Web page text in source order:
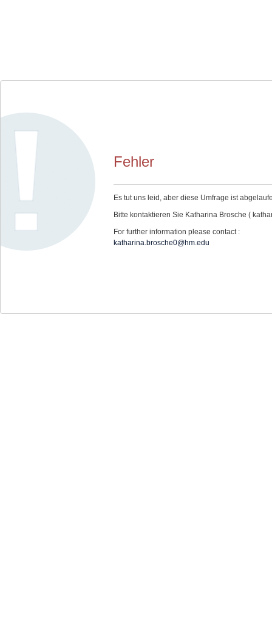
Fehler
Es tut uns leid, aber diese Umfrage ist
Bitte kontaktieren Sie Katharina Brosche (
For further information please contact :
katharina.brosche0@hm.edu